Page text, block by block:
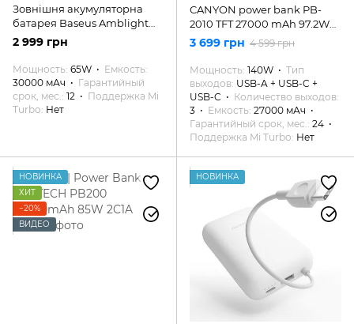
Зовнішня акумуляторна
батарея Baseus Amblight
30000mAh + кабель Baseus
Xiaobai series Type-C to
Type-C 100W 20V/5A 1м
2 999 грн
Мощность 65W
Емкость
30000 мАч
Гарантийный
срок, мес.
12
Поддержка Mi
Turbo Нет
CANYON power bank PB-
2010 TFT 27000 mAh 97.2Wh
PD140W QC 3.0 Dark Grey
3 699 грн 4 599 грн
Мощность 140W
Тип
выходов USB-A + USB-C +
USB-C
Количество выходов
3
Емкость 27000 мАч
Гарантийный срок, мес.
24
Поддержка Mi Turbo Нет
НОВИНКА
ХИТ
−20%
ВИДЕО
НОВИНКА